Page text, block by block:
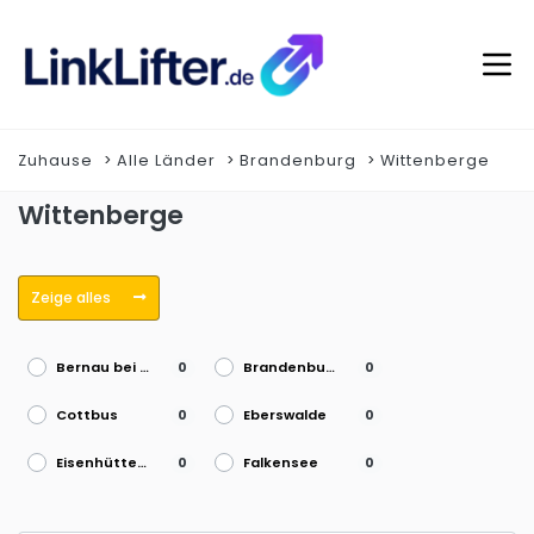
Zuhause Alle Länder Brandenburg Wittenberge
Wittenberge
Zeige alles
Bernau bei Berlin 0 Brandenburg an der Havel 0
Cottbus 0 Eberswalde 0
Eisenhüttenstadt 0 Falkensee 0